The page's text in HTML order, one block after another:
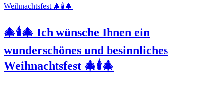
👍🏽-
es
kalt
ABER…
Weihnachtsfest 🎄🕯️🎄
🎄🕯️🎄 Ich wünsche Ihnen ein
wunderschönes und besinnliches
Weihnachtsfest 🎄🕯️🎄